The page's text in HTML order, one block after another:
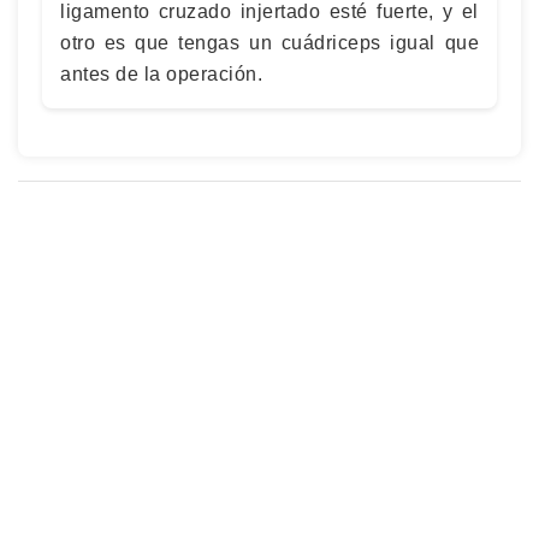
ligamento cruzado injertado esté fuerte, y el
otro es que tengas un cuádriceps igual que
antes de la operación.